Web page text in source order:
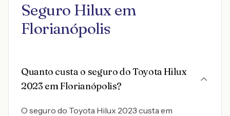
Seguro Hilux em
Florianópolis
Quanto custa o seguro do Toyota Hilux
2023 em Florianópolis?
O seguro do Toyota Hilux 2023 custa em